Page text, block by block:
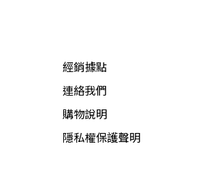
經銷據點
連絡我們
購物說明
隱私權保護聲明